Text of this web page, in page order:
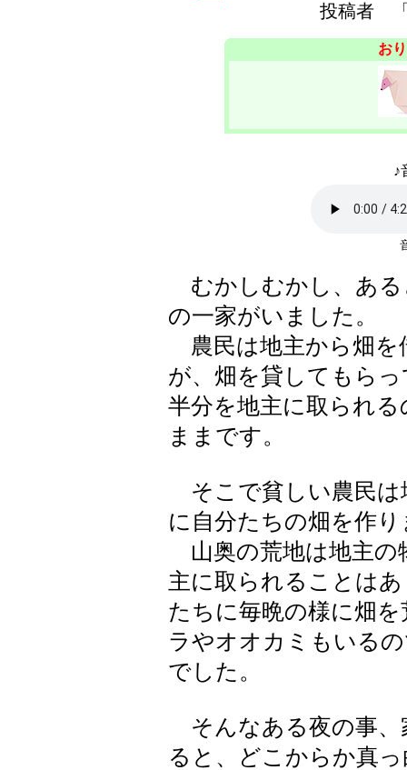
投稿者
お
♪
むかしむかし、ある
の一家がいました。
農民は地主から畑を
が、畑を貸してもら
半分を地主に取られ
ままです。
そこで貧しい農民は
に自分たちの畑を作
山奥の荒地は地主の
主に取られることは
たちに毎晩の様に畑
ラやオオカミもいる
でした。
そんなある夜の事、
ると、どこからか真